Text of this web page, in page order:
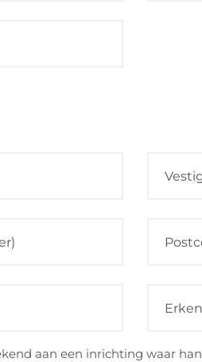
aan een inrichting waar